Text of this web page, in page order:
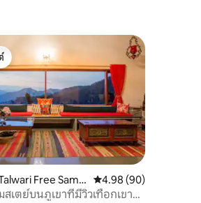
รีวิว Free Sampl คะแนนเฉลี่ย 4.98 จาก
4.98 (90)
สเตย์บนภูเขาที่มีวิวเทือกเขา